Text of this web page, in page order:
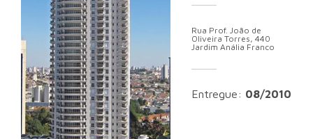
Rua Prof. João de
Oliveira Torres, 440
Jardim Anália Franco
Entregue: 08/2010